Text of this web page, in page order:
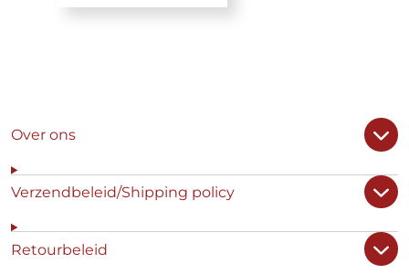
Over ons
Verzendbeleid/Shipping policy
Retourbeleid